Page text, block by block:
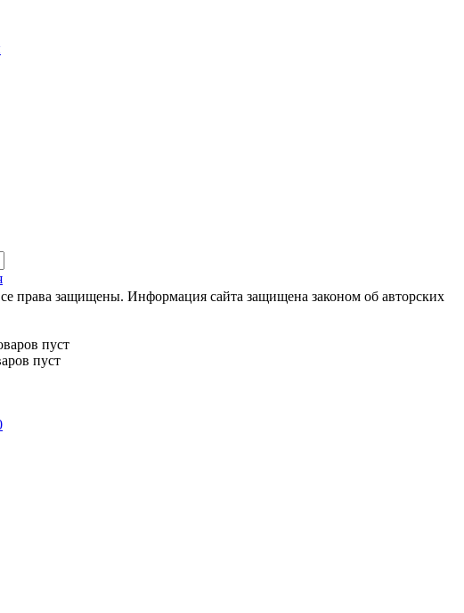
защищены. Информация сайта защищена законом об авторских
пуст
пуст